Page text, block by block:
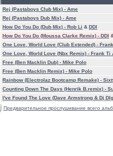
Rej (Pastaboys Club Mix) - Ame
Rej (Pastaboys Dub Mix) - Ame
How Do You Do (Dub Mix) - Rob Li & DDl
How Do You Do (Moussa Clarke Remix) - DDl
One Love, World Love (Club Extended) -
One Love, World Love (Nbx Remix) - Frank Ti
Free (Ben Macklin Dub) - Mike Polo
Free (Ben Macklin Remix) - Mike Polo
Rainbow (Electrolaz Bootcamp Remake) -
Counting Down The Days (Henrik B.remix) -
I've Found The Love (Dave Armstrong & Dj
Предварительное прослушивание всего